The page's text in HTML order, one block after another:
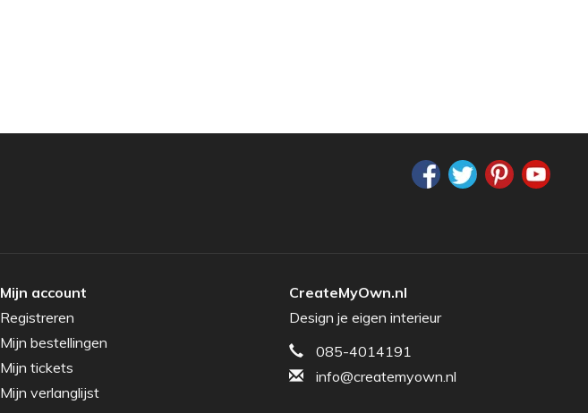
Mijn account
Registreren
Mijn bestellingen
Mijn tickets
Mijn verlanglijst
CreateMyOwn.nl
Design je eigen interieur
085-4014191
info@createmyown.nl